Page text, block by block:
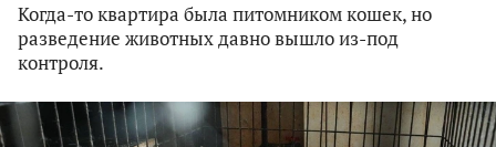
Когда-то квартира была питомником кошек, но
разведение животных давно вышло из-под
контроля.